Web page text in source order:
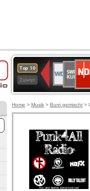
Top 10
Zuletzt
WDR
4
BR-
Kultur
2
Kultur
2
Home > Musik > Bunt gemischt >